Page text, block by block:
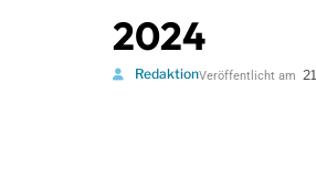
2024
RedaktionVeröffentlicht am